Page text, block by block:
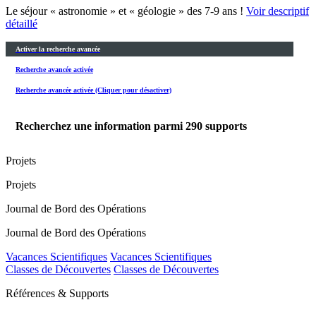
Le séjour « astronomie » et « géologie » des 7-9 ans ! Voir descriptif
détaillé
Activer la recherche avancée
Recherche avancée activée
Recherche avancée activée (Cliquer pour désactiver)
Recherchez une information parmi 290 supports
Projets
Projets
Journal de Bord des Opérations
Journal de Bord des Opérations
Vacances Scientifiques Vacances Scientifiques
Classes de Découvertes Classes de Découvertes
Références & Supports